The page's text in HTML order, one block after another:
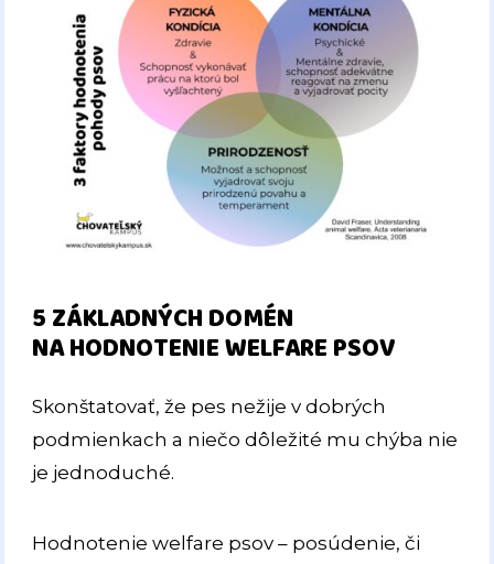
5 ZÁKLADNÝCH DOMÉN
NA HODNOTENIE WELFARE PSOV
Skonštatovať, že pes nežije v dobrých
podmienkach a niečo dôležité mu chýba nie
je jednoduché.
Hodnotenie welfare psov – posúdenie, či